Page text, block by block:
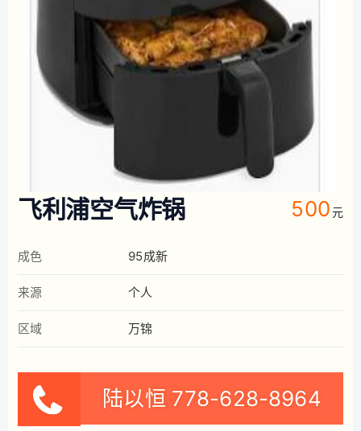
飞利浦空气炸锅 500元
成色 95成新
来源 个人
区域 万锦
陆以恒 778-628-8964